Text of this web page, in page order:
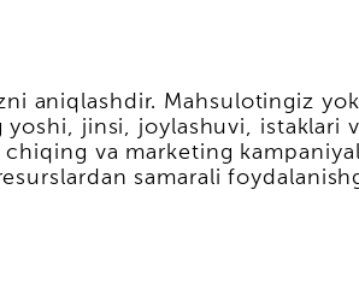
aniqlashdir. Mahsulotingiz
jinsi, joylashuvi,
va marketing
samarali